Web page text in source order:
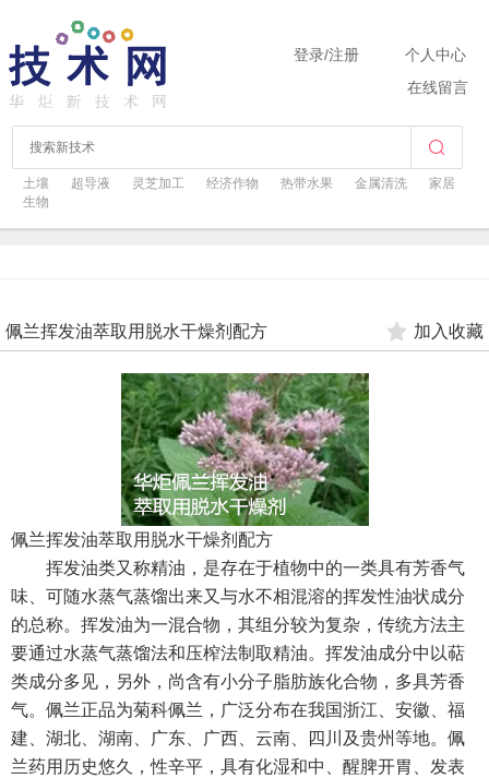
土壤 超导液 灵芝加工 经济作物 热带水果 金属清洗
家居
生物
登录/注册
个人中心
在线留言
佩兰挥发油萃取用脱水干燥剂配方 加入收藏
佩兰挥发油萃取用脱水干燥剂配方
挥发油类又称精油，是存在于植物中的一类具有芳香气
味、可随水蒸气蒸馏出来又与水不相混溶的挥发性油状成分
的总称。挥发油为一混合物，其组分较为复杂，传统方法主
要通过水蒸气蒸馏法和压榨法制取精油。挥发油成分中以萜
类成分多见，另外，尚含有小分子脂肪族化合物，多具芳香
气。佩兰正品为菊科佩兰，广泛分布在我国浙江、安徽、福
建、湖北、湖南、广东、广西、云南、四川及贵州等地。佩
兰药用历史悠久，性辛平，具有化湿和中、醒脾开胃、发表